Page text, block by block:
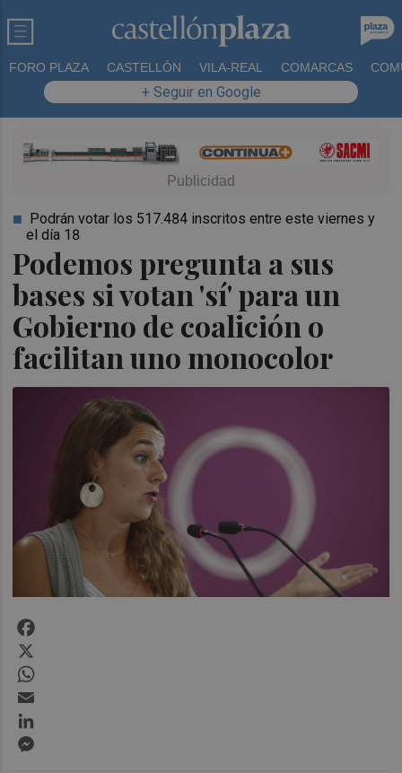
FORO PLAZA CASTELLÓN VILA-REAL COMARCAS
+ Seguir en Google
Podemos pregunta a sus
bases si votan 'sí' para un
Gobierno de coalición o
facilitan uno monocolor
Podrán votar los 517.484 inscritos entre este viernes y
el día 18